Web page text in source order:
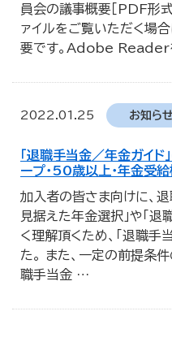
員会の議事概要［PDF
ァイルをご覧いただく
要です。Adobe Reader
2022.01.25 お知らせ
「退職手当金／年金ガイド
ープ・50歳以上・年金受給
加入者の皆さま向けに、
見据えた年金選択」や「退
く理解頂くため、「退職手
た。 また、一定の前提条
職手当金 …